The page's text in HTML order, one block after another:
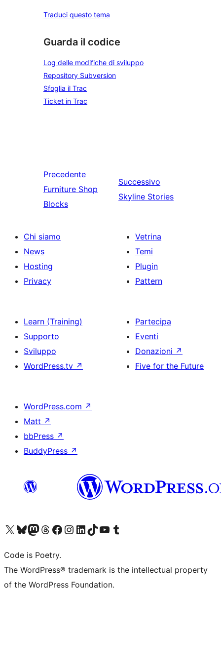
Traduci questo tema
Guarda il codice
Log delle modifiche di sviluppo
Repository Subversion
Sfoglia il Trac
Ticket in Trac
Precedente
Furniture Shop
Blocks
Successivo
Skyline Stories
Chi siamo
News
Hosting
Privacy
Vetrina
Temi
Plugin
Pattern
Learn (Training)
Supporto
Sviluppo
WordPress.tv ↗
Partecipa
Eventi
Donazioni ↗
Five for the Future
WordPress.com ↗
Matt ↗
bbPress ↗
BuddyPress ↗
Visita il nostro account X (ex Twitter)
Visita il nostro account Bluesky
Visita il nostro account Mastodon
Visita il nostro account Threads
Visita la nostra pagina Facebook
Visita il nostro account Instagram
Visita il nostro account LinkedIn
Visita il nostro account TikTok
Visita il nostro canale YouTube
Visita il nostro account Tumblr
Code is Poetry.
The WordPress® trademark is the intellectual property
of the WordPress Foundation.